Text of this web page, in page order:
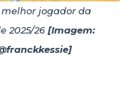
jogador da
2025/26 [Imagem: